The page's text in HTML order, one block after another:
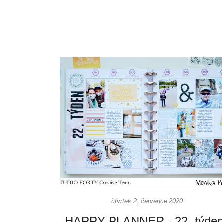
čtvrtek 2. července 2020